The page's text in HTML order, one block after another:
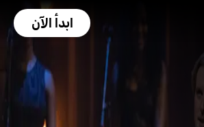
ابدأ الآن